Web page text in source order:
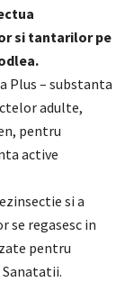
si tantarilor pe
Plus – substanta
adulte,
pentru
active
si a
regasesc in
pentru